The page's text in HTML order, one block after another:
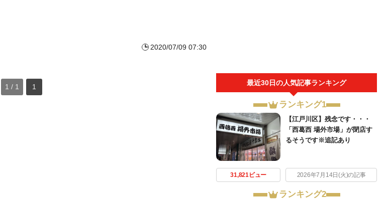
2020/07/09 07:30
1 / 1 1
最近30日の人気記事ランキング
ランキング1
【江戸川区】残念です・・・
「西葛西 場外市場」が閉店す
るそうです※追記あり
31,821ビュー 2026年7月14日(火)の記事
ランキング2